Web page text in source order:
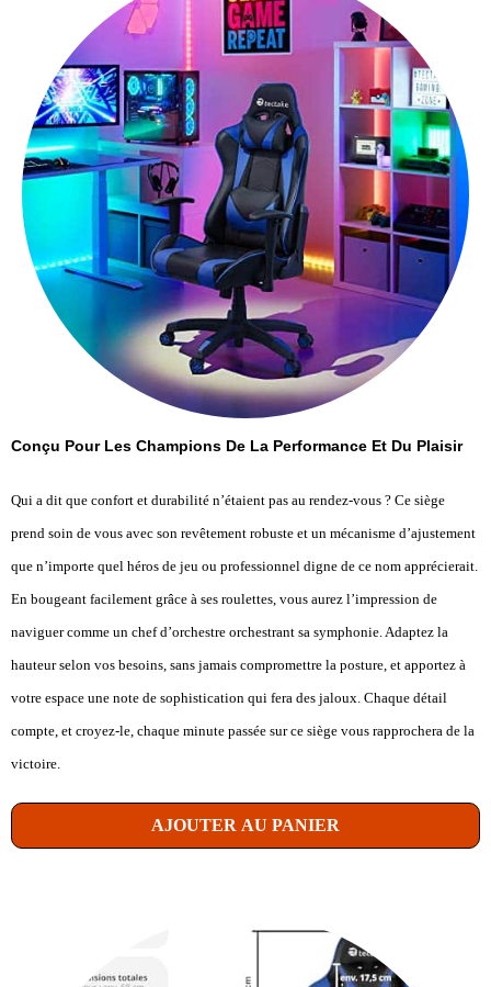
Conçu Pour Les Champions De La Performance Et Du Plaisir
Qui a dit que confort et durabilité n’étaient pas au rendez-vous ? Ce siège
prend soin de vous avec son revêtement robuste et un mécanisme d’ajustement
que n’importe quel héros de jeu ou professionnel digne de ce nom apprécierait.
En bougeant facilement grâce à ses roulettes, vous aurez l’impression de
naviguer comme un chef d’orchestre orchestrant sa symphonie. Adaptez la
hauteur selon vos besoins, sans jamais compromettre la posture, et apportez à
votre espace une note de sophistication qui fera des jaloux. Chaque détail
compte, et croyez-le, chaque minute passée sur ce siège vous rapprochera de la
victoire.
AJOUTER AU PANIER